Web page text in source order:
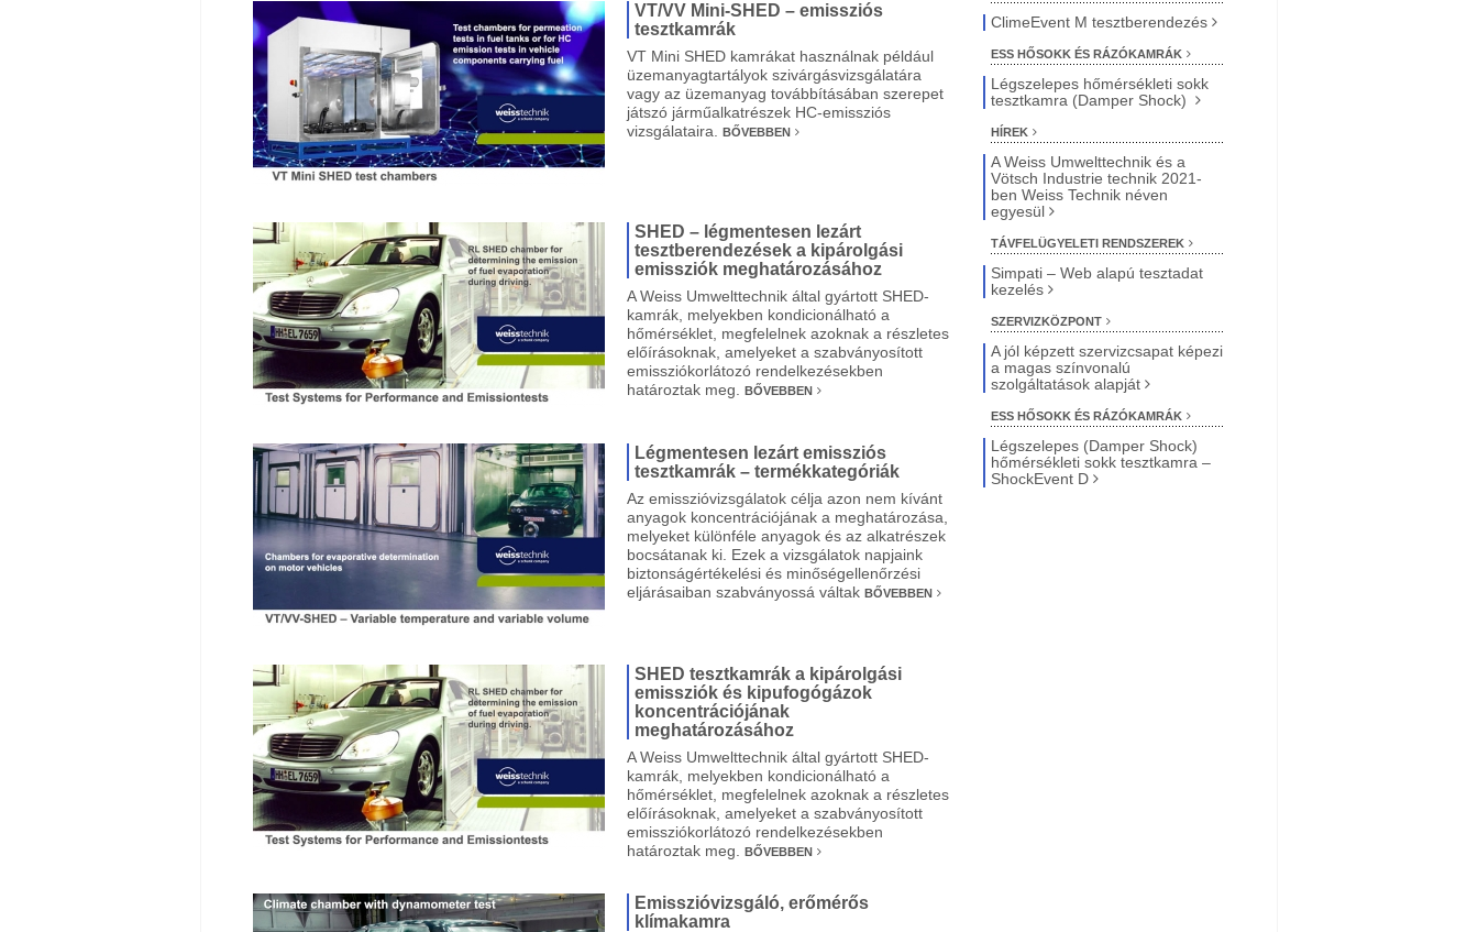
VT/VV Mini-SHED – emissziós
tesztkamrák
VT Mini SHED kamrákat használnak például
üzemanyagtartályok szivárgásvizsgálatára
vagy az üzemanyag továbbításában szerepet
játszó járműalkatrészek HC-emissziós
vizsgálataira.
BŐVEBBEN
SHED – légmentesen lezárt
tesztberendezések a kipárolgási
emissziók meghatározásához
A Weiss Umwelttechnik által gyártott SHED-
kamrák, melyekben kondicionálható a
hőmérséklet, megfelelnek azoknak a részletes
előírásoknak, amelyeket a szabványosított
emissziókorlátozó rendelkezésekben
határoztak meg.
BŐVEBBEN
Légmentesen lezárt emissziós
tesztkamrák – termékkategóriák
Az emisszióvizsgálatok célja azon nem kívánt
anyagok koncentrációjának a meghatározása,
melyeket különféle anyagok és az alkatrészek
bocsátanak ki. Ezek a vizsgálatok napjaink
biztonságértékelési és minőségellenőrzési
eljárásaiban szabványossá váltak BŐVEBBEN
SHED tesztkamrák a kipárolgási
emissziók és kipufogógázok
koncentrációjának
meghatározásához
A Weiss Umwelttechnik által gyártott SHED-
kamrák, melyekben kondicionálható a
hőmérséklet, megfelelnek azoknak a részletes
előírásoknak, amelyeket a szabványosított
emissziókorlátozó rendelkezésekben
határoztak meg.
BŐVEBBEN
Emisszióvizsgáló, erőmérős
klímakamra
ClimeEvent M tesztberendezés
ESS HŐSOKK ÉS RÁZÓKAMRÁK
Légszelepes hőmérsékleti sokk
tesztkamra (Damper Shock)
HÍREK
A Weiss Umwelttechnik és a
Vötsch Industrie technik 2021-
ben Weiss Technik néven
egyesül
TÁVFELÜGYELETI RENDSZEREK
Simpati – Web alapú tesztadat
kezelés
SZERVIZKÖZPONT
A jól képzett szervizcsapat képezi
a magas színvonalú
szolgáltatások alapját
ESS HŐSOKK ÉS RÁZÓKAMRÁK
Légszelepes (Damper Shock)
hőmérsékleti sokk tesztkamra –
ShockEvent D